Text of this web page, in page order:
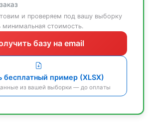
и проверяем под вашу выборку
стоимость.
базу на email
бесплатный пример (XLSX)
из вашей выборки — до оплаты